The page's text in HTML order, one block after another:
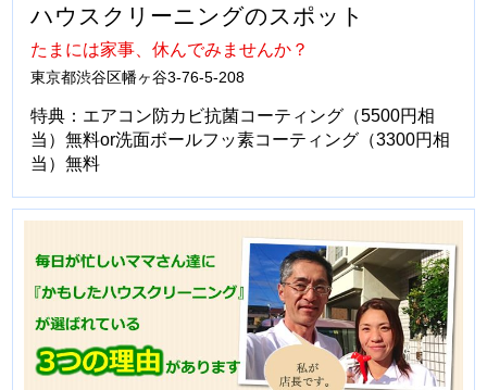
ハウスクリーニングのスポット
たまには家事、休んでみませんか？
東京都渋谷区幡ヶ谷3-76-5-208
特典：エアコン防カビ抗菌コーティング（5500円相
当）無料or洗面ボールフッ素コーティング（3300円相
当）無料